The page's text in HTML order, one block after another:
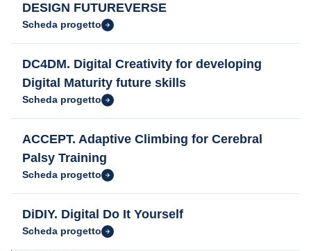
DESIGN FUTUREVERSE
Scheda progetto
DC4DM. Digital Creativity for developing
Digital Maturity future skills
Scheda progetto
ACCEPT. Adaptive Climbing for Cerebral
Palsy Training
Scheda progetto
DiDIY. Digital Do It Yourself
Scheda progetto